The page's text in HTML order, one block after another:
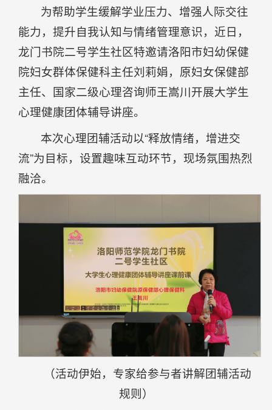
为帮助学生缓解学业压力、增强人际交往
能力，提升自我认知与情绪管理意识，近日，
龙门书院二号学生社区特邀请洛阳市妇幼保健
院妇女群体保健科主任刘莉娟，原妇女保健部
主任、国家二级心理咨询师王嵩川开展大学生
心理健康团体辅导讲座。
本次心理团辅活动以“释放情绪，增进交
流”为目标，设置趣味互动环节，现场氛围热烈
融洽。
（活动伊始，专家给参与者讲解团辅活动
规则）